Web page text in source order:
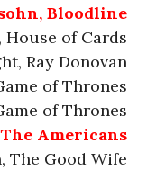
Bloodline
of Cards
Ray Donovan
of Thrones
of Thrones
Americans
The Good Wife